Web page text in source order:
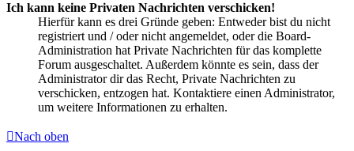
Ich kann keine Privaten Nachrichten verschicken!
Hierfür kann es drei Gründe geben: Entweder bist du nicht
registriert und / oder nicht angemeldet, oder die Board-
Administration hat Private Nachrichten für das komplette
Forum ausgeschaltet. Außerdem könnte es sein, dass der
Administrator dir das Recht, Private Nachrichten zu
verschicken, entzogen hat. Kontaktiere einen Administrator,
um weitere Informationen zu erhalten.
Nach oben